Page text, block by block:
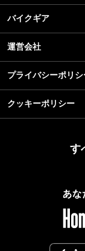
バイクギア
運営会社
プライバシーポリシ
クッキーポリシー
す